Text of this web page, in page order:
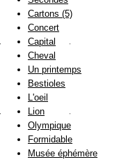
Cartons (5)
Concert
Capital
Cheval
Un printemps
Bestioles
L'oeil
Lion
Olympique
Formidable
Musée éphémère